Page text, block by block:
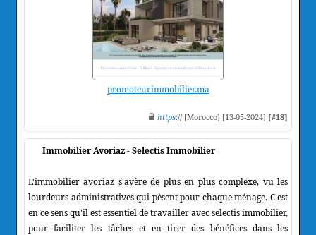
promoteurimmobilier.ma
https:// [Morocco] [13-05-2024] [#18]
Immobilier Avoriaz - Selectis Immobilier
L'immobilier avoriaz s'avère de plus en plus complexe, vu les
lourdeurs administratives qui pèsent pour chaque ménage. C'est
en ce sens qu'il est essentiel de travailler avec selectis immobilier,
pour faciliter les tâches et en tirer des bénéfices dans les